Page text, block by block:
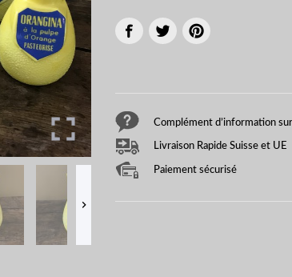

Complément d’information
Livraison Rapide Suisse et UE
Paiement sécurisé